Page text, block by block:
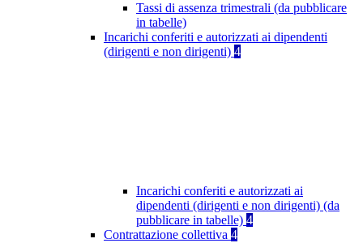
Tassi di assenza trimestrali (da pubblicare
in tabelle)
Incarichi conferiti e autorizzati ai dipendenti
(dirigenti e non dirigenti) 4
Incarichi conferiti e autorizzati ai
dipendenti (dirigenti e non dirigenti) (da
pubblicare in tabelle) 4
Contrattazione collettiva 4